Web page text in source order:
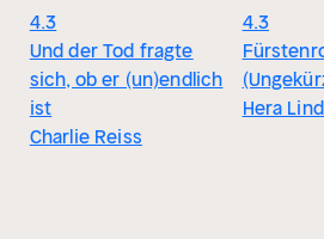
4.3
Und der Tod fragte
sich, ob er (un)endlich
ist
Charlie Reiss
4.3
Hera Lind